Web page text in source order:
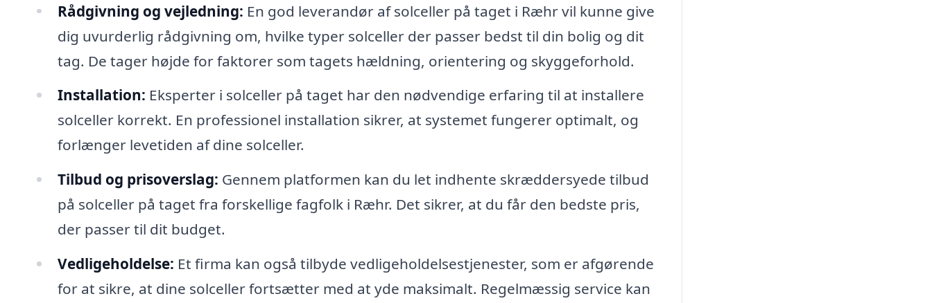
Rådgivning og vejledning: En god leverandør af solceller på taget i Ræhr vil kunne give
dig uvurderlig rådgivning om, hvilke typer solceller der passer bedst til din bolig og dit
tag. De tager højde for faktorer som tagets hældning, orientering og skyggeforhold.
Installation: Eksperter i solceller på taget har den nødvendige erfaring til at installere
solceller korrekt. En professionel installation sikrer, at systemet fungerer optimalt, og
forlænger levetiden af dine solceller.
Tilbud og prisoverslag: Gennem platformen kan du let indhente skræddersyede tilbud
på solceller på taget fra forskellige fagfolk i Ræhr. Det sikrer, at du får den bedste pris,
der passer til dit budget.
Vedligeholdelse: Et firma kan også tilbyde vedligeholdelsestjenester, som er afgørende
for at sikre, at dine solceller fortsætter med at yde maksimalt. Regelmæssig service kan